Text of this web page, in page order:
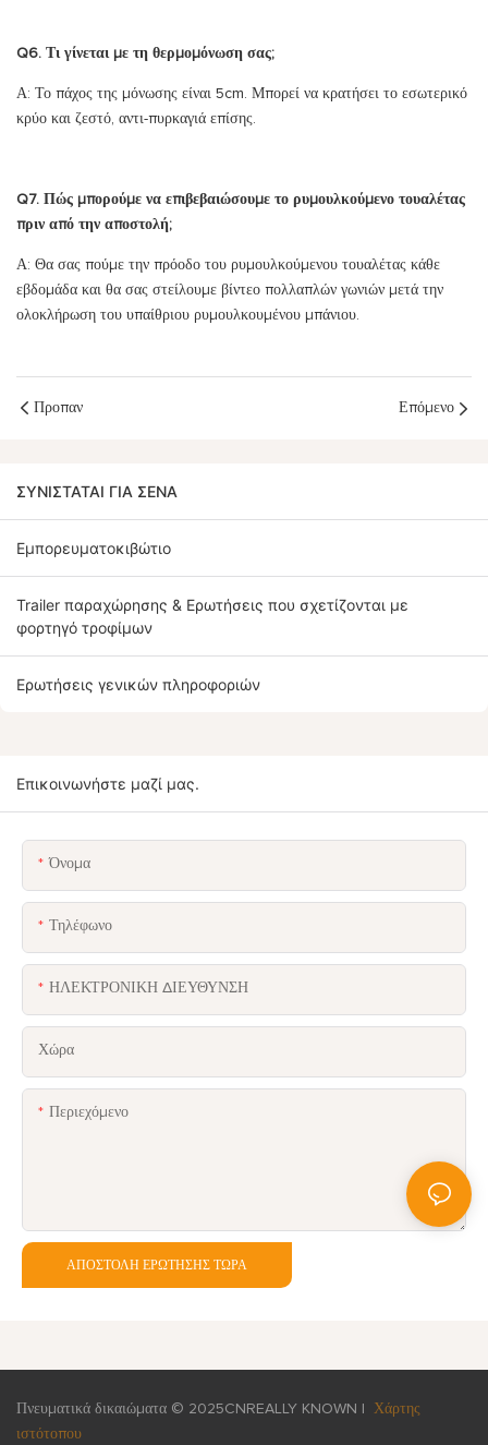
Q6. Τι γίνεται με τη θερμομόνωση σας;
Α: Το πάχος της μόνωσης είναι 5cm. Μπορεί να κρατήσει το εσωτερικό
κρύο και ζεστό, αντι-πυρκαγιά επίσης.
Q7. Πώς μπορούμε να επιβεβαιώσουμε το ρυμουλκούμενο τουαλέτας
πριν από την αποστολή;
Α: Θα σας πούμε την πρόοδο του ρυμουλκούμενου τουαλέτας κάθε
εβδομάδα και θα σας στείλουμε βίντεο πολλαπλών γωνιών μετά την
ολοκλήρωση του υπαίθριου ρυμουλκουμένου μπάνιου.
Προπαν Επόμενο
ΣΥΝΙΣΤΆΤΑΙ ΓΙΑ ΣΈΝΑ
Εμπορευματοκιβώτιο
Trailer παραχώρησης & Ερωτήσεις που σχετίζονται με
φορτηγό τροφίμων
Ερωτήσεις γενικών πληροφοριών
Επικοινωνήστε μαζί μας.
Όνομα
Τηλέφωνο
ΗΛΕΚΤΡΟΝΙΚΗ ΔΙΕΥΘΥΝΣΗ
Χώρα
Περιεχόμενο
ΑΠΟΣΤΟΛΉ ΕΡΏΤΗΣΗΣ ΤΏΡΑ
Πνευματικά δικαιώματα © 2025CNREALLY KNOWN |
Χάρτης
ιστότοπου